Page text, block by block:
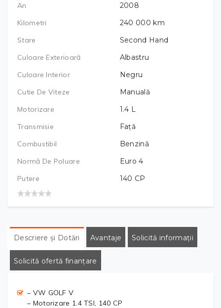
An
2008
Kilometri
240 000 km
Stare
Second Hand
Culoare Exterioară
Albastru
Culoare Interior
Negru
Cutie De Viteze
Manuală
Motorizare
1.4 L
Transmisie
Față
Combustibil
Benzină
Normă De Poluare
Euro 4
Putere
140 CP
Descriere și Dotări Avantaje Solicită informații
Solicită ofertă finanțare
– VW GOLF V
– Motorizare 1.4 TSI, 140 CP